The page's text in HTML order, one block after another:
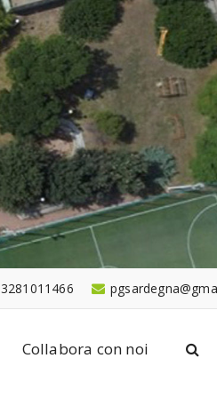
3281011466
Collabora con noi